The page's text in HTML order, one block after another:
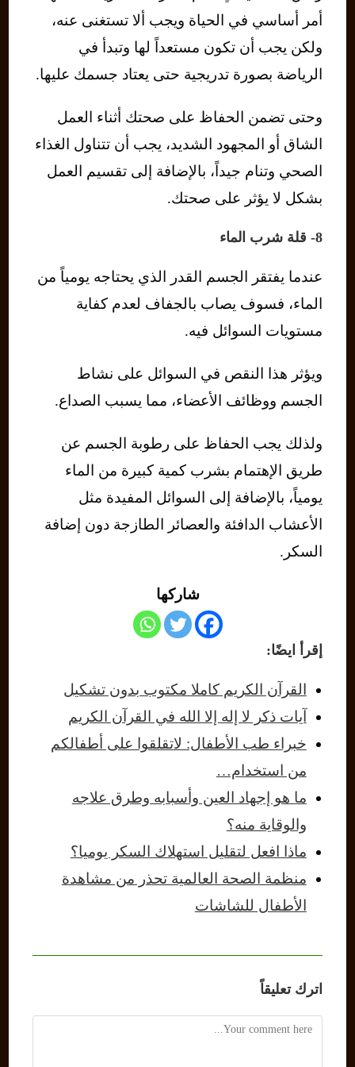
أمر أساسي في الحياة ويجب ألا تستغنى عنه،
ولكن يجب أن تكون مستعداً لها وتبدأ في
الرياضة بصورة تدريجية حتى يعتاد جسمك عليها.
وحتى تضمن الحفاظ على صحتك أثناء العمل
الشاق أو المجهود الشديد، يجب أن تتناول الغذاء
الصحي وتنام جيداً، بالإضافة إلى تقسيم العمل
بشكل لا يؤثر على صحتك.
8- قلة شرب الماء
عندما يفتقر الجسم القدر الذي يحتاجه يومياً من
الماء، فسوف يصاب بالجفاف لعدم كفاية
مستويات السوائل فيه.
ويؤثر هذا النقص في السوائل على نشاط
الجسم ووظائف الأعضاء، مما يسبب الصداع.
ولذلك يجب الحفاظ على رطوبة الجسم عن
طريق الإهتمام بشرب كمية كبيرة من الماء
يومياً، بالإضافة إلى السوائل المفيدة مثل
الأعشاب الدافئة والعصائر الطازجة دون إضافة
السكر.
شاركها
إقرأ ايضًا:
القرآن الكريم كاملا مكتوب بدون تشكيل
آيات ذكر لا إله إلا الله في القرآن الكريم
خبراء طب الأطفال: لاتقلقوا على أطفالكم
من استخدام…
ما هو إجهاد العين وأسبابه وطرق علاجه
والوقاية منه؟
ماذا افعل لتقليل استهلاك السكر يوميا؟
منظمة الصحة العالمية تحذر من مشاهدة
الأطفال للشاشات
اترك تعليقاً
Comment